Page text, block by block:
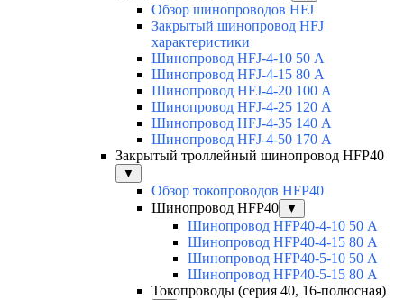
Обзор шинопроводов HFJ
Закрытый шинопровод HFJ
характеристики
Шинопровод HFJ-4-10 50 А
Шинопровод HFJ-4-15 80 А
Шинопровод HFJ-4-20 100 А
Шинопровод HFJ-4-25 120 А
Шинопровод HFJ-4-35 140 А
Шинопровод HFJ-4-50 170 А
Закрытый троллейный шинопровод HFP40
▼
Обзор токопроводов HFP40
Шинопровод HFP40
▼
Шинопровод HFP40-4-10 50 А
Шинопровод HFP40-4-15 80 А
Шинопровод HFP40-5-10 50 А
Шинопровод HFP40-5-15 80 А
Токопроводы (серия 40, 16-полюсная)